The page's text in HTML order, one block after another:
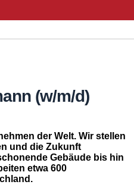
(w/m/d)
der Welt. Wir stellen
und die Zukunft
Gebäude bis hin
etwa 600